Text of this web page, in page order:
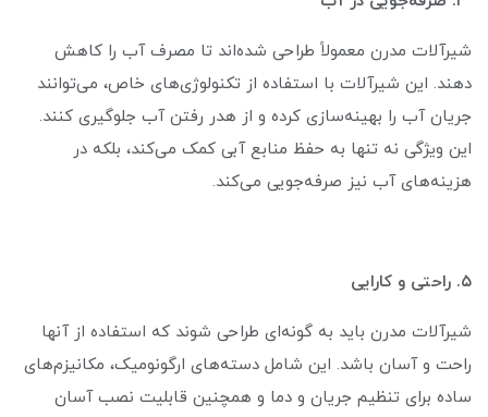
شیرآلات مدرن معمولاً طراحی شده‌اند تا مصرف آب را کاهش
دهند. این شیرآلات با استفاده از تکنولوژی‌های خاص، می‌توانند
جریان آب را بهینه‌سازی کرده و از هدر رفتن آب جلوگیری کنند.
این ویژگی نه تنها به حفظ منابع آبی کمک می‌کند، بلکه در
هزینه‌های آب نیز صرفه‌جویی می‌کند.
۵. راحتی و کارایی
شیرآلات مدرن باید به گونه‌ای طراحی شوند که استفاده از آنها
راحت و آسان باشد. این شامل دسته‌های ارگونومیک، مکانیزم‌های
ساده برای تنظیم جریان و دما و همچنین قابلیت نصب آسان